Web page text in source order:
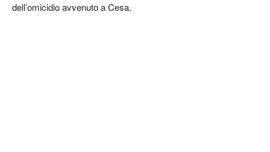
dell’omicidio avvenuto a Cesa.